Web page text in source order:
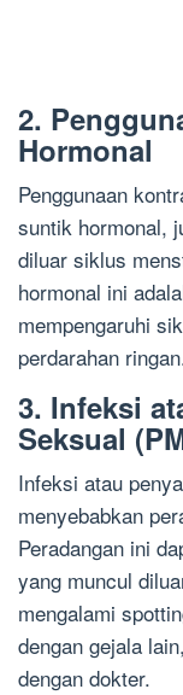
2.
Hormonal
Penggunaan
suntik hormonal,
diluar siklus
hormonal ini
mempengaruhi
perdarahan
3. Infeksi
Seksual
Infeksi atau
menyebabkan
Peradangan ini
yang muncul
mengalami
dengan gejala
dengan dokter.